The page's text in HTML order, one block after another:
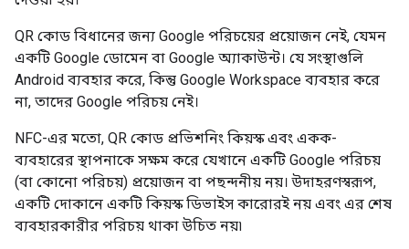
QR কোড বিধানের জন্য Google পরিচয়ের প্রয়োজন নেই, যেমন
একটি Google ডোমেন বা Google অ্যাকাউন্ট। যে সংস্থাগুলি
Android ব্যবহার করে, কিন্তু Google Workspace ব্যবহার করে
না, তাদের Google পরিচয় নেই।
NFC-এর মতো, QR কোড প্রভিশনিং কিয়স্ক এবং একক-
ব্যবহারের স্থাপনাকে সক্ষম করে যেখানে একটি Google পরিচয়
(বা কোনো পরিচয়) প্রয়োজন বা পছন্দনীয় নয়। উদাহরণস্বরূপ,
একটি দোকানে একটি কিয়স্ক ডিভাইস কারোরই নয় এবং এর শেষ
ব্যবহারকারীর পরিচয় থাকা উচিত নয়৷